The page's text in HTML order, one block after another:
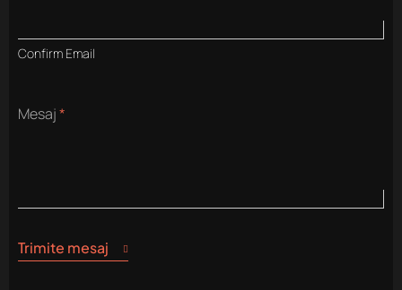
Confirm Email
Mesaj*
Trimite mesaj